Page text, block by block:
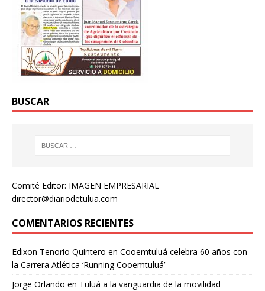
BUSCAR
Comité Editor: IMAGEN EMPRESARIAL
director@diariodetulua.com
COMENTARIOS RECIENTES
Edixon Tenorio Quintero en Cooemtuluá celebra 60 años con
la Carrera Atlética ‘Running Cooemtuluá’
Jorge Orlando en Tuluá a la vanguardia de la movilidad